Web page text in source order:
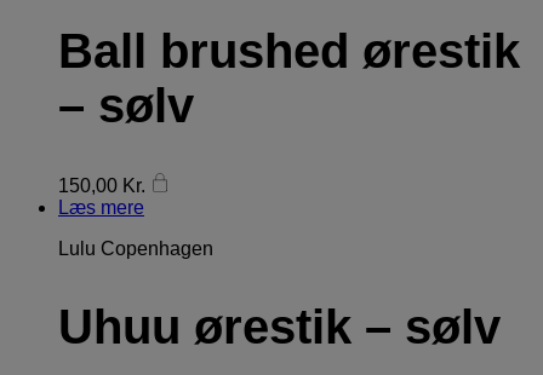
Ball brushed ørestik
– sølv
150,00 Kr.
Læs mere
Lulu Copenhagen
Uhuu ørestik – sølv